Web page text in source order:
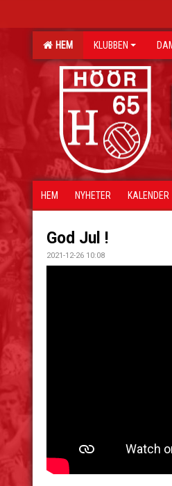
HEM KLUBBEN
HEM NYHETER KALENDER
God Jul !
2021-12-26 10:08